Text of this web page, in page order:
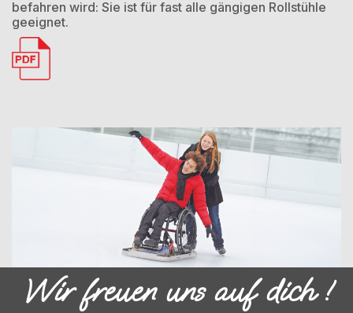
befahren wird: Sie ist für fast alle gängigen Rollstühle
geeignet.
Wir freuen uns auf dich !